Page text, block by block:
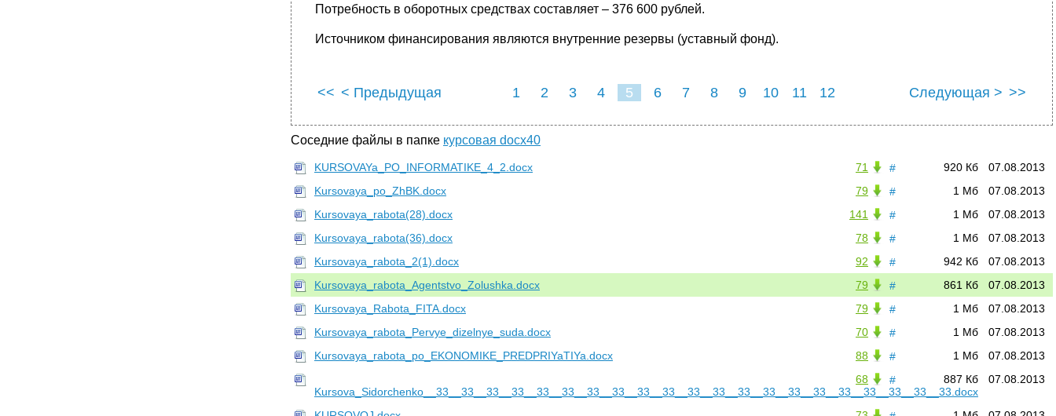
Потребность в оборотных средствах составляет – 376 600 рублей.
Источником финансирования являются внутренние резервы (уставный фонд).
<< < Предыдущая 1 2 3 4 5 6 7 8 9 10 11 12 Следующая > >>
Соседние файлы в папке курсовая docx40
# 07.08.2013
920 Кб
71
KURSOVAYa_PO_INFORMATIKE_4_2.docx
#
07.08.2013
1 Мб
79
Kursovaya_po_ZhBK.docx
#
07.08.2013
1 Мб
141
Kursovaya_rabota(28).docx
#
07.08.2013
1 Мб
78
Kursovaya_rabota(36).docx
#
07.08.2013
942 Кб
92
Kursovaya_rabota_2(1).docx
#
07.08.2013
861 Кб
79
Kursovaya_rabota_Agentstvo_Zolushka.docx
#
07.08.2013
1 Мб
79
Kursovaya_Rabota_FITA.docx
#
07.08.2013
1 Мб
70
Kursovaya_rabota_Pervye_dizelnye_suda.docx
#
07.08.2013
1 Мб
88
Kursovaya_rabota_po_EKONOMIKE_PREDPRIYaTIYa.docx
#
07.08.2013
887 Кб
68
Kursova_Sidorchenko__33__33__33__33__33__33__33__33__33__33__33__33__33__33__33__33__33__33__33__33__33.docx